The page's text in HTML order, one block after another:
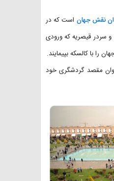
نقش جهان است که در
سردر قیصریه که ورودی
را با کالسکه بپیمایند.
مقصد گردشگری خود